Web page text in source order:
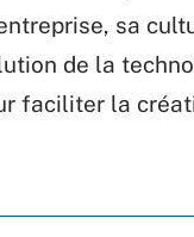
sa
de la
faciliter la